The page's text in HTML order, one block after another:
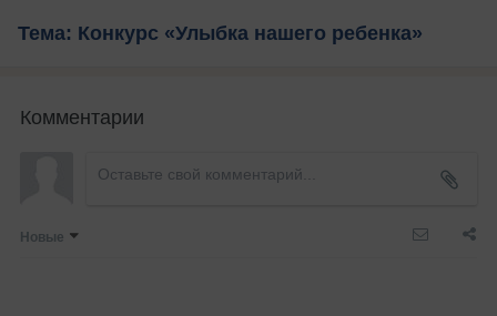
Тема: Конкурс «Улыбка нашего ребенка»
Комментарии
Новые